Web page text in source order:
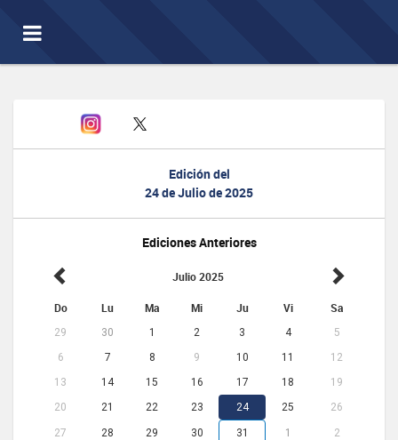
Toggle
navigation
Edición del
24 de Julio de 2025
Ediciones Anteriores
Julio 2025
Do Lu Ma Mi Ju Vi Sa
29 30 1 2 3 4
5
6
7 8 9 10 11
12
13
14 15 16 17 18
19
20
21 22 23 24 25 26
27 28 29 30 31 1 2